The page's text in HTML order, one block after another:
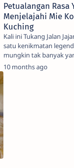
Petualangan Rasa
Menjelajahi Mie
Kuching
Kali ini Tukang Jalan Jajan kembali menapaki
satu kenikmatan
mungkin tak banyak
m…
10 months ago